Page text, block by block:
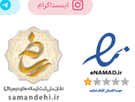
اینستاگرام